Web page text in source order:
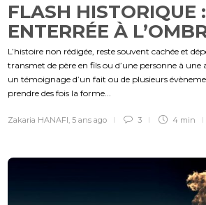
FLASH HISTORIQUE
ENTERRÉE À
L’histoire non rédigée, reste souvent cachée et
transmet de père en fils ou d’une personne à une
un témoignage d’un fait ou de plusieurs
prendre des fois la forme...
Zakaria HANAFI, 5 ans ago 3 4 min